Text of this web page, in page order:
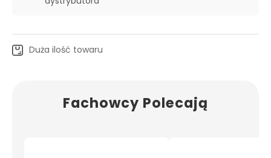
Duża ilość towaru
Fachowcy Polecają